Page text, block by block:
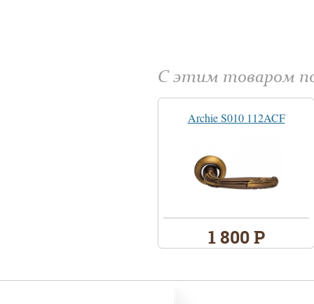
С этим товаром
Archie S010 112ACF
1 800 Р